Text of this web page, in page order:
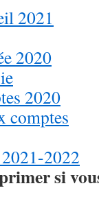
2021
2020
2020
comptes
2022
si